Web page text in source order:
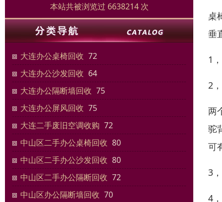
本站共被浏览过 6638214 次
大连办公桌椅回收 72
大连办公沙发回收 64
大连办公隔断墙回收 75
大连办公屏风回收 75
大连二手废旧空调收购 72
中山区二手办公桌椅回收 80
中山区二手办公沙发回收 80
中山区二手办公隔断回收 72
中山区办公隔断墙回收 70
桌
垂
1
2
两
驼
可
3
4